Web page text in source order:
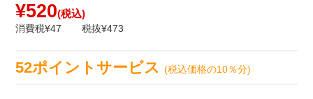
¥520(税込)
消費税¥47 税抜¥473
52ポイントサービス(税込価格の10％分)